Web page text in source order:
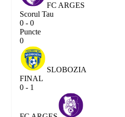
FC ARGES
Scorul Tau
0 - 0
Puncte
0
SLOBOZIA
FINAL
0 - 1